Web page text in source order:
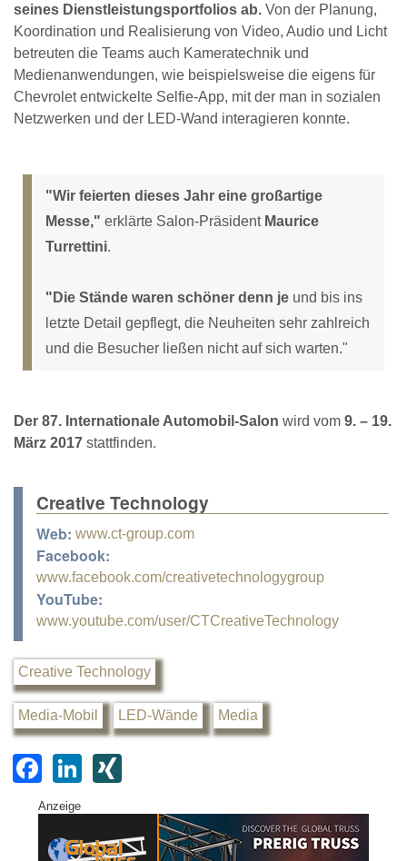
seines Dienstleistungsportfolios ab. Von der Planung,
Koordination und Realisierung von Video, Audio und Licht
betreuten die Teams auch Kameratechnik und
Medienanwendungen, wie beispielsweise die eigens für
Chevrolet entwickelte Selfie-App, mit der man in sozialen
Netzwerken und der LED-Wand interagieren konnte.
"Wir feierten dieses Jahr eine großartige
Messe," erklärte Salon-Präsident Maurice
Turrettini.
"Die Stände waren schöner denn je und bis ins
letzte Detail gepflegt, die Neuheiten sehr zahlreich
und die Besucher ließen nicht auf sich warten."
Der 87. Internationale Automobil-Salon wird vom 9. – 19.
März 2017 stattfinden.
Creative Technology
Web: www.ct-group.com
Facebook:
www.facebook.com/creativetechnologygroup
YouTube:
www.youtube.com/user/CTCreativeTechnology
Creative Technology
Media-Mobil LED-Wände Media
F
a
c
e
Li
k
e
G
Anzeige